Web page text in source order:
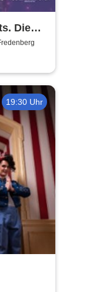
Die
19:30 Uhr